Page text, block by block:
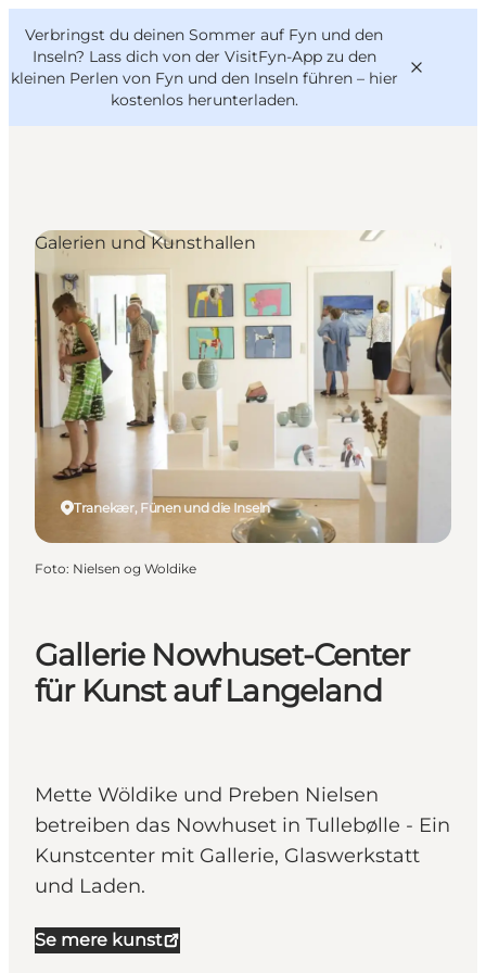
Verbringst du deinen Sommer auf Fyn und den
Inseln? Lass dich von der VisitFyn-App zu den
kleinen Perlen von Fyn und den Inseln führen – hier
kostenlos herunterladen.
Reise Ideen
Outdoor & bike
Essen & trinken
Übernachtung
VisitFyn
Deutsch
Gallerie Nowhuset-Center
für Kunst auf Langeland
Mette Wöldike und Preben Nielsen
betreiben das Nowhuset in Tullebølle - Ein
Kunstcenter mit Gallerie, Glaswerkstatt
und Laden.
Se mere kunst
Tranekær, Fünen und die Inseln
Galerien und Kunsthallen
Foto: Nielsen og Woldike